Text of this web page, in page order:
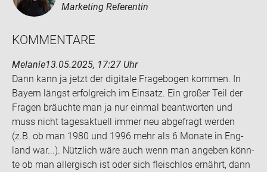
Marketing Referentin
KOM­MEN­TA­RE
Melanie13.05.2025, 17:27 Uhr
Dann kann ja jetzt der di­gi­ta­le Fra­ge­bo­gen kom­men. In
Bay­ern längst er­folg­reich im Ein­satz. Ein gro­ßer Teil der
Fra­gen bräuch­te man ja nur ein­mal be­ant­wor­ten und
muss nicht ta­ges­ak­tu­ell immer neu ab­ge­fragt wer­den
(z.B. ob man 1980 und 1996 mehr als 6 Mo­na­te in Eng­
land war...). Nütz­lich wäre auch wenn man an­ge­ben könn­
te ob man all­er­gisch ist oder sich fleisch­los er­nährt, dann